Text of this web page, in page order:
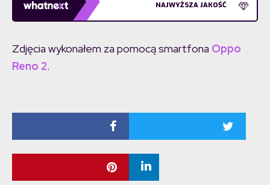
NAJWYŻSZA JAKOŚĆ
Zdjęcia wykonałem za pomocą smartfona Oppo
Reno 2.